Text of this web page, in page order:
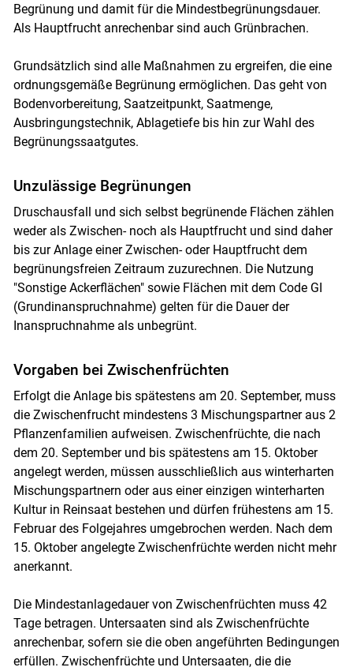
Begrünung und damit für die Mindestbegrünungsdauer.
Als Hauptfrucht anrechenbar sind auch Grünbrachen.
Grundsätzlich sind alle Maßnahmen zu ergreifen, die eine
ordnungsgemäße Begrünung ermöglichen. Das geht von
Bodenvorbereitung, Saatzeitpunkt, Saatmenge,
Ausbringungstechnik, Ablagetiefe bis hin zur Wahl des
Begrünungssaatgutes.
Unzulässige Begrünungen
Druschausfall und sich selbst begrünende Flächen zählen
weder als Zwischen- noch als Hauptfrucht und sind daher
bis zur Anlage einer Zwischen- oder Hauptfrucht dem
begrünungsfreien Zeitraum zuzurechnen. Die Nutzung
"Sonstige Ackerflächen" sowie Flächen mit dem Code GI
(Grundinanspruchnahme) gelten für die Dauer der
Inanspruchnahme als unbegrünt.
Vorgaben bei Zwischenfrüchten
Erfolgt die Anlage bis spätestens am 20. September, muss
die Zwischenfrucht mindestens 3 Mischungspartner aus 2
Pflanzenfamilien aufweisen. Zwischenfrüchte, die nach
dem 20. September und bis spätestens am 15. Oktober
angelegt werden, müssen ausschließlich aus winterharten
Mischungspartnern oder aus einer einzigen winterharten
Kultur in Reinsaat bestehen und dürfen frühestens am 15.
Februar des Folgejahres umgebrochen werden. Nach dem
15. Oktober angelegte Zwischenfrüchte werden nicht mehr
anerkannt.
Die Mindestanlagedauer von Zwischenfrüchten muss 42
Tage betragen. Untersaaten sind als Zwischenfrüchte
anrechenbar, sofern sie die oben angeführten Bedingungen
erfüllen. Zwischenfrüchte und Untersaaten, die die